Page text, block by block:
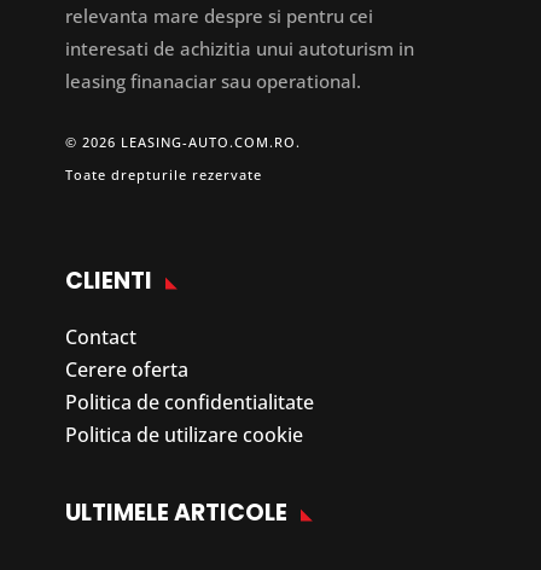
relevanta mare despre si pentru cei
interesati de achizitia unui autoturism in
leasing finanaciar sau operational.
© 2026 LEASING-AUTO.COM.RO.
Toate drepturile rezervate
CLIENTI
Contact
Cerere oferta
Politica de confidentialitate
Politica de utilizare cookie
ULTIMELE ARTICOLE